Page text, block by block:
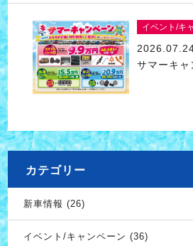
イベント/キ
サマーキャ
カテゴリー
新車情報 (26)
イベント/キャンペーン (36)